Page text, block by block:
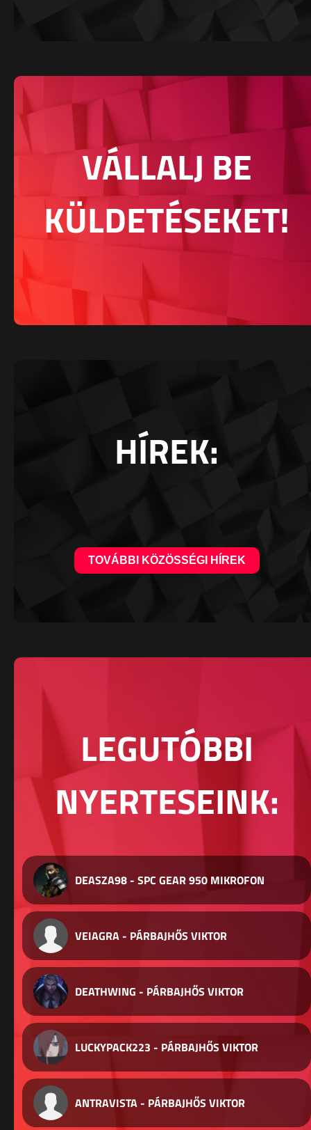
VÁLLALJ BE
KÜLDETÉSEKET!
HÍREK:
TOVÁBBI KÖZÖSSÉGI HÍREK
LEGUTÓBBI
NYERTESEINK:
DEASZA98 - SPC GEAR 950 MIKROFON
VEIAGRA - PÁRBAJHŐS VIKTOR
DEATHWING - PÁRBAJHŐS VIKTOR
LUCKYPACK223 - PÁRBAJHŐS VIKTOR
ANTRAVISTA - PÁRBAJHŐS VIKTOR